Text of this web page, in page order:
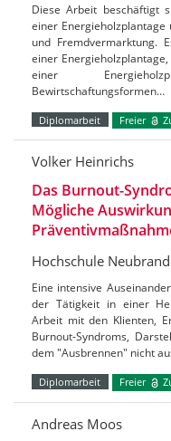
Diese Arbeit beschäftigt
einer
und Fremdvermarktung.
einer
einer
Bewirtschaftungsformen…
Diplomarbeit Freier
Volker Heinrichs
Das Burnout-
Mögliche
Hochschule
Eine intensive
der Tätigkeit in einer
Arbeit mit den Klienten,
Burnout-Syndroms,
dem "Ausbrennen" nicht
Diplomarbeit Freier
Andreas Moos